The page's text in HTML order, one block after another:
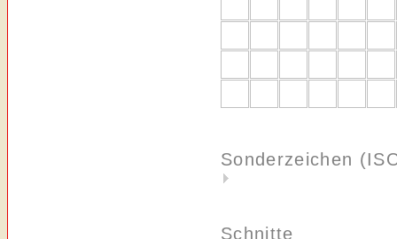
Sonderzeichen
Schnitte